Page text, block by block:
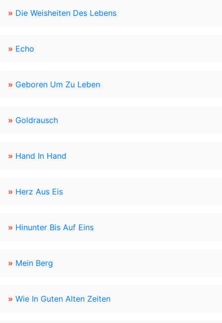
» Die Weisheiten Des Lebens
» Echo
» Geboren Um Zu Leben
» Goldrausch
» Hand In Hand
» Herz Aus Eis
» Hinunter Bis Auf Eins
» Mein Berg
» Wie In Guten Alten Zeiten